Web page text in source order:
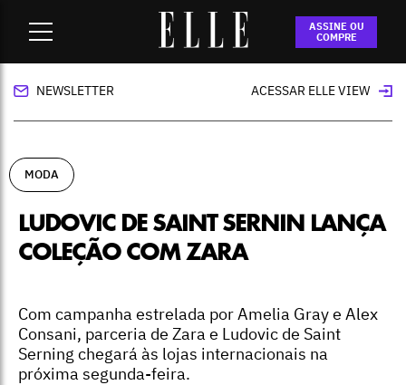
ASSINE OU
COMPRE
Ludovic de Saint Sernin lança coleção com
Zara
NEWSLETTER ACESSAR ELLE VIEW
MODA
LUDOVIC DE SAINT SERNIN LANÇA
COLEÇÃO COM ZARA
Com campanha estrelada por Amelia Gray e Alex
Consani, parceria de Zara e Ludovic de Saint
Serning chegará às lojas internacionais na
próxima segunda-feira.